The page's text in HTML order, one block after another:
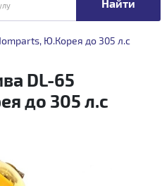
Топливная аппаратура
Ю.Корея до 305 л.с
DL-65
до 305 л.с